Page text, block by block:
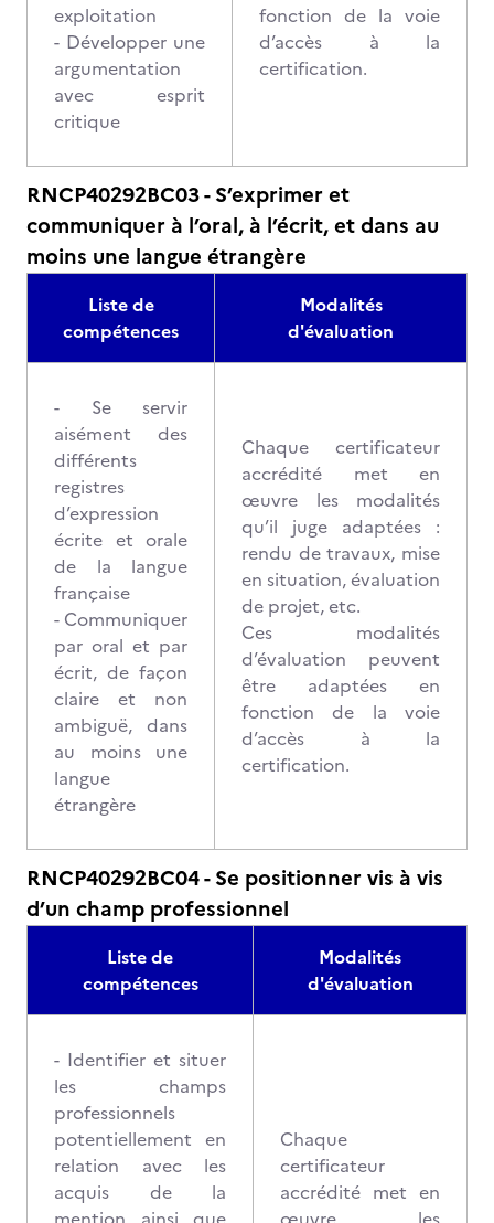
exploitation
- Développer une
argumentation
avec esprit
critique
fonction de la voie
d’accès à la
certification.
RNCP40292BC03 - S’exprimer et
communiquer à l’oral, à l’écrit, et dans au
moins une langue étrangère
Liste de
compétences
Modalités
d'évaluation
- Se servir
aisément des
différents
registres
d’expression
écrite et orale
de la langue
française
- Communiquer
par oral et par
écrit, de façon
claire et non
ambiguë, dans
au moins une
langue
étrangère
Chaque certificateur
accrédité met en
œuvre les modalités
qu’il juge adaptées :
rendu de travaux, mise
en situation, évaluation
de projet, etc.
Ces modalités
d’évaluation peuvent
être adaptées en
fonction de la voie
d’accès à la
certification.
RNCP40292BC04 - Se positionner vis à vis
d’un champ professionnel
Liste de
compétences
Modalités
d'évaluation
- Identifier et situer
les champs
professionnels
potentiellement en
relation avec les
acquis de la
Chaque
certificateur
accrédité met en